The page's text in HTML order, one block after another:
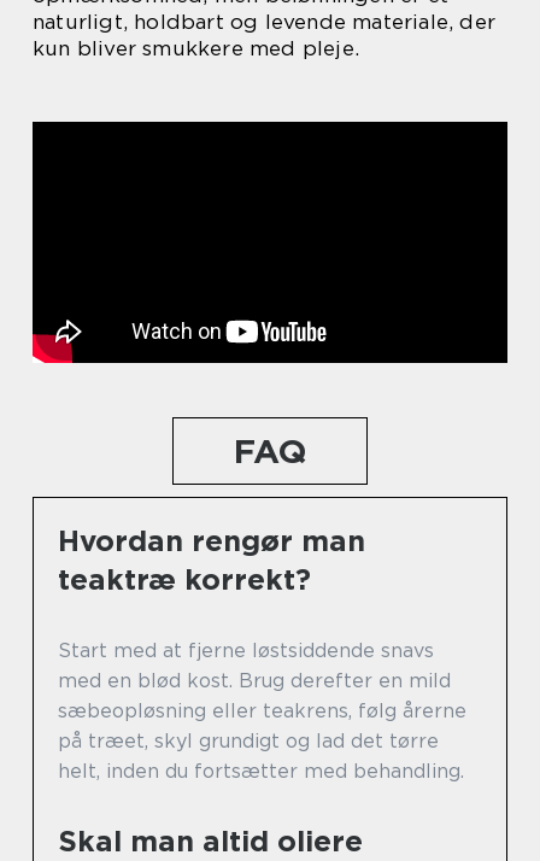
naturligt, holdbart og levende materiale, der
kun bliver smukkere med pleje.
FAQ
Hvordan rengør man
teaktræ korrekt?
Start med at fjerne løstsiddende snavs
med en blød kost. Brug derefter en mild
sæbeopløsning eller teakrens, følg årerne
på træet, skyl grundigt og lad det tørre
helt, inden du fortsætter med behandling.
Skal man altid oliere